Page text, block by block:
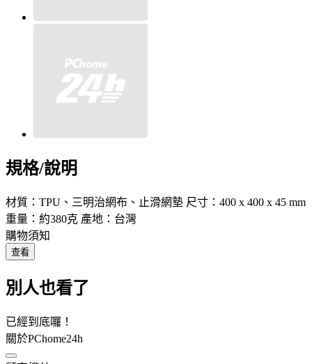
規格/說明
材質：TPU、三明治網布、止滑網墊 尺寸：400 x 400 x 45 mm
重量：約380克 產地：台灣
購物須知
查看
別人也看了
已經到底囉！
關於PChome24h